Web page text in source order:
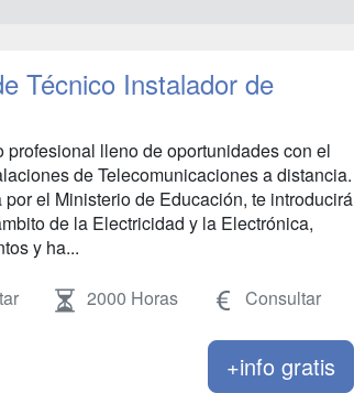
Técnico Instalador de
profesional lleno de oportunidades con el
de Telecomunicaciones a distancia.
el Ministerio de Educación, te introducirá
de la Electricidad y la Electrónica,
y ha...
2000 Horas Consultar
+info gratis